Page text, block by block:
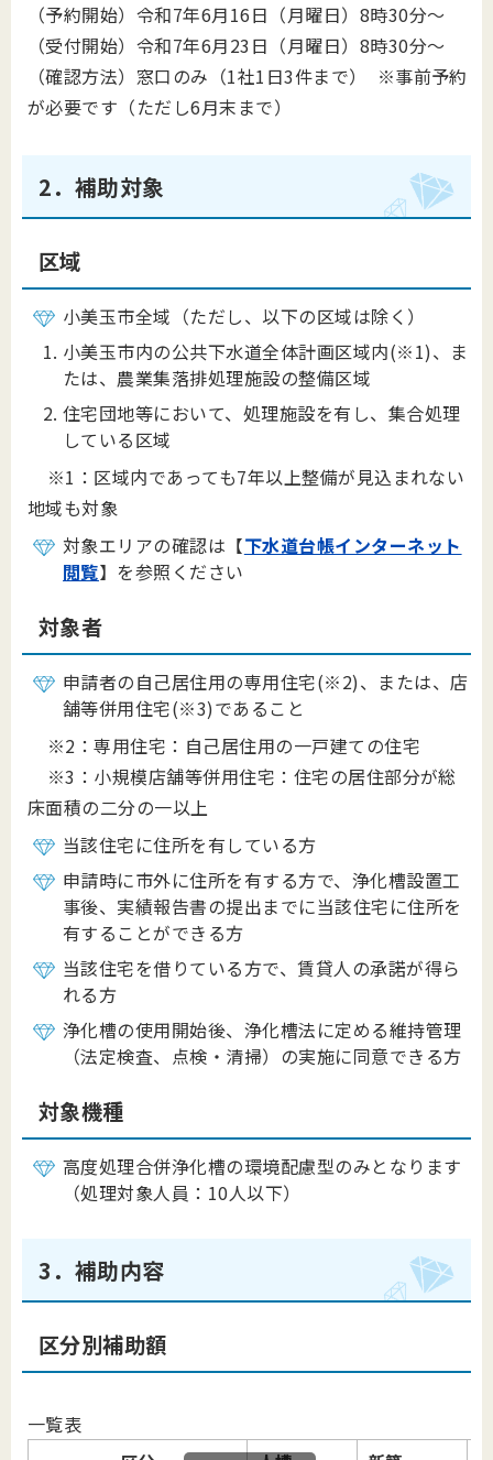
（予約開始）令和7年6月16日（月曜日）8時30分～
（受付開始）令和7年6月23日（月曜日）8時30分～
（確認方法）窓口のみ（1社1日3件まで） ※事前予約
が必要です（ただし6月末まで）
2．補助対象
区域
小美玉市全域（ただし、以下の区域は除く）
小美玉市内の公共下水道全体計画区域内(※1)、ま
たは、農業集落排処理施設の整備区域
住宅団地等において、処理施設を有し、集合処理
している区域
※1：区域内であっても7年以上整備が見込まれない
地域も対象
対象エリアの確認は【下水道台帳インターネット
閲覧】を参照ください
対象者
申請者の自己居住用の専用住宅(※2)、または、店
舗等併用住宅(※3)であること
※2：専用住宅：自己居住用の一戸建ての住宅
※3：小規模店舗等併用住宅：住宅の居住部分が総
床面積の二分の一以上
当該住宅に住所を有している方
申請時に市外に住所を有する方で、浄化槽設置工
事後、実績報告書の提出までに当該住宅に住所を
有することができる方
当該住宅を借りている方で、賃貸人の承諾が得ら
れる方
浄化槽の使用開始後、浄化槽法に定める維持管理
（法定検査、点検・清掃）の実施に同意できる方
対象機種
高度処理合併浄化槽の環境配慮型のみとなります
（処理対象人員：10人以下）
3．補助内容
区分別補助額
一覧表